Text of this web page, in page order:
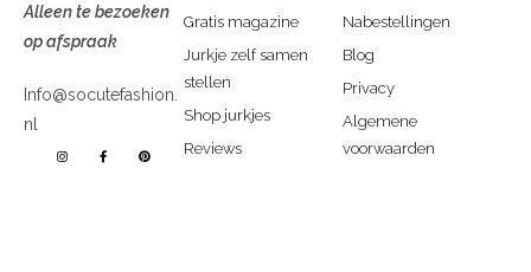
Alleen te bezoeken
op afspraak
Info@socutefashion.
nl
Gratis magazine
Jurkje zelf samen
stellen
Shop jurkjes
Reviews
Nabestellingen
Blog
Privacy
Algemene
voorwaarden